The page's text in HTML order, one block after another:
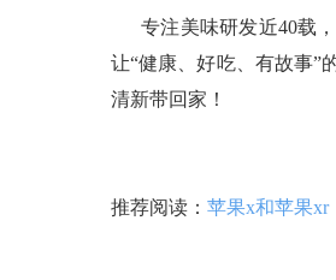
专注美味研发近40载
让“健康、好吃、有故事”
清新带回家！
推荐阅读： 苹果x和苹果xr